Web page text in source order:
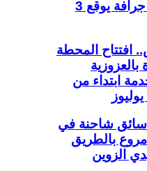
انفلات جرافة يوقع 3
افتتاح المحطة
بالعزوزية
ابتداء من
شاحنة في
بالطريق
الزوين